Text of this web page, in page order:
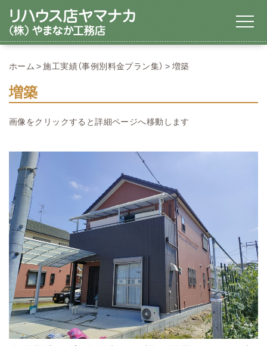
ホーム 施工実績（事例別料金プラン集） 増築
増築
画像をクリックすると詳細ページへ移動します